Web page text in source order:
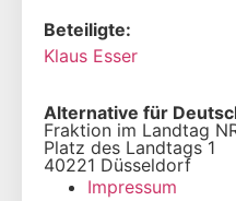
Beteiligte:
Klaus Esser
Alternative für
Fraktion im Landtag
Platz des Landtags 1
40221 Düsseldorf
Impressum